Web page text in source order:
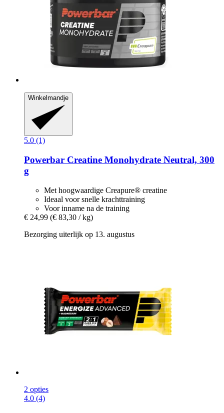
Winkelmandje
5.0 (1)
Powerbar Creatine Monohydrate Neutral, 300
g
Met hoogwaardige Creapure® creatine
Ideaal voor snelle krachttraining
Voor inname na de training
€ 24,99 (€ 83,30 / kg)
Bezorging uiterlijk op 13. augustus
2 opties
4.0 (4)